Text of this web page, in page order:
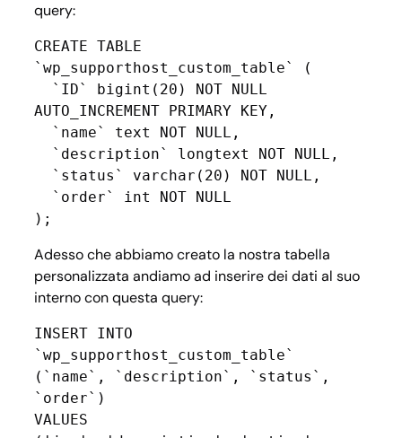
query:
CREATE TABLE
`wp_supporthost_custom_table` (
AUTO_INCREMENT PRIMARY KEY,
);
Adesso che abbiamo creato la nostra tabella
personalizzata andiamo ad inserire dei dati al suo
interno con questa query:
INSERT INTO
`wp_supporthost_custom_table`
(`name`, `description`, `status`,
`order`)
VALUES